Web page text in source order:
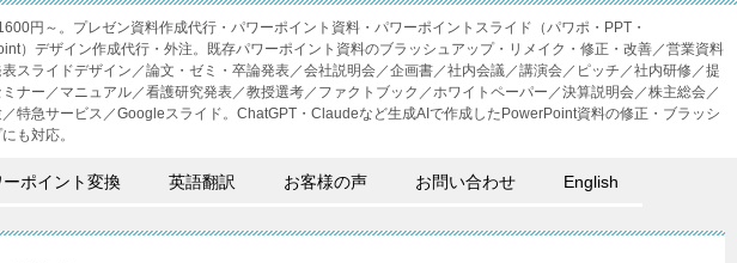
円～。プレゼン資料作成代行・パワーポイント資料・パワーポイントスライド（パワポ・PPT・
）デザイン作成代行・外注。既存パワーポイント資料のブラッシュアップ・リメイク・修正・改善／営業資料
表スライドデザイン／論文・ゼミ・卒論発表／会社説明会／企画書／社内会議／講演会／ピッチ／社内研修／提
ナー／マニュアル／看護研究発表／教授選考／ファクトブック／ホワイトペーパー／決算説明会／株主総会／
特急サービス／Googleスライド。ChatGPT・Claudeなど生成AIで作成したPowerPoint資料の修正・ブラッシ
も対応。
ーポイント変換 英語翻訳 お客様の声 お問い合わせ English